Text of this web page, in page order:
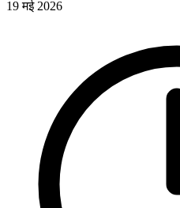
19 मई 2026